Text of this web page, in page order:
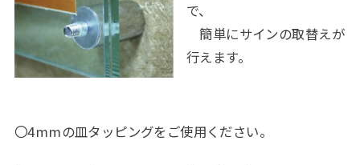
で、
簡単にサインの取替えが
行えます。
〇4mmの皿タッピングをご使用ください。